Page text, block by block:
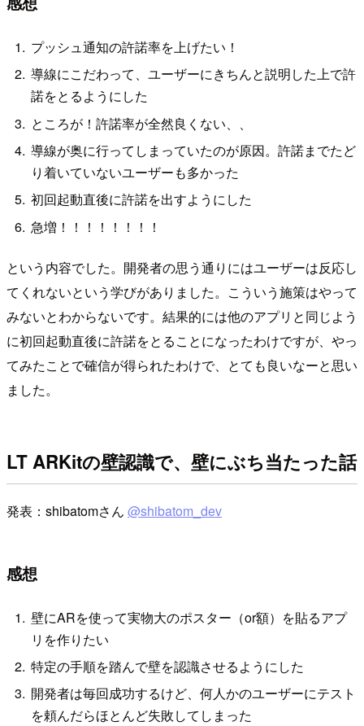
プッシュ通知の許諾率を上げたい！
導線にこだわって、ユーザーにきちんと説明した上で許
諾をとるようにした
ところが！許諾率が全然良くない、、
導線が奥に行ってしまっていたのが原因。許諾までたど
り着いていないユーザーも多かった
初回起動直後に許諾を出すようにした
急増！！！！！！！！
という内容でした。開発者の思う通りにはユーザーは反応し
てくれないという学びがありました。こういう施策はやって
みないとわからないです。結果的には他のアプリと同じよう
に初回起動直後に許諾をとることになったわけですが、やっ
てみたことで確信が得られたわけで、とても良いなーと思い
ました。
LT ARKitの壁認識で、壁にぶち当たった話
発表：shibatomさん @shibatom_dev
感想
壁にARを使って実物大のポスター（or額）を貼るアプ
リを作りたい
特定の手順を踏んで壁を認識させるようにした
開発者は毎回成功するけど、何人かのユーザーにテスト
を頼んだらほとんど失敗してしまった